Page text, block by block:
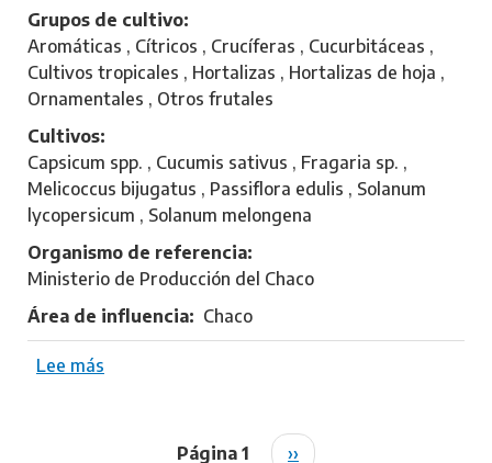
l
a
k
,
L
o
e
n
a
e
l
Grupos de cultivo
Aromáticas , Cítricos , Crucíferas , Cucurbitáceas ,
Cultivos tropicales , Hortalizas , Hortalizas de hoja ,
Ornamentales , Otros frutales
Cultivos
Capsicum spp. , Cucumis sativus , Fragaria sp. ,
Melicoccus bijugatus , Passiflora edulis , Solanum
lycopersicum , Solanum melongena
Organismo de referencia
Ministerio de Producción del Chaco
Área de influencia
Chaco
Lee más
Página 1 S
››